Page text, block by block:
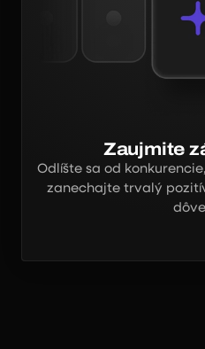
Zaujmite
Odlíšte sa od
zanechajte trvalý